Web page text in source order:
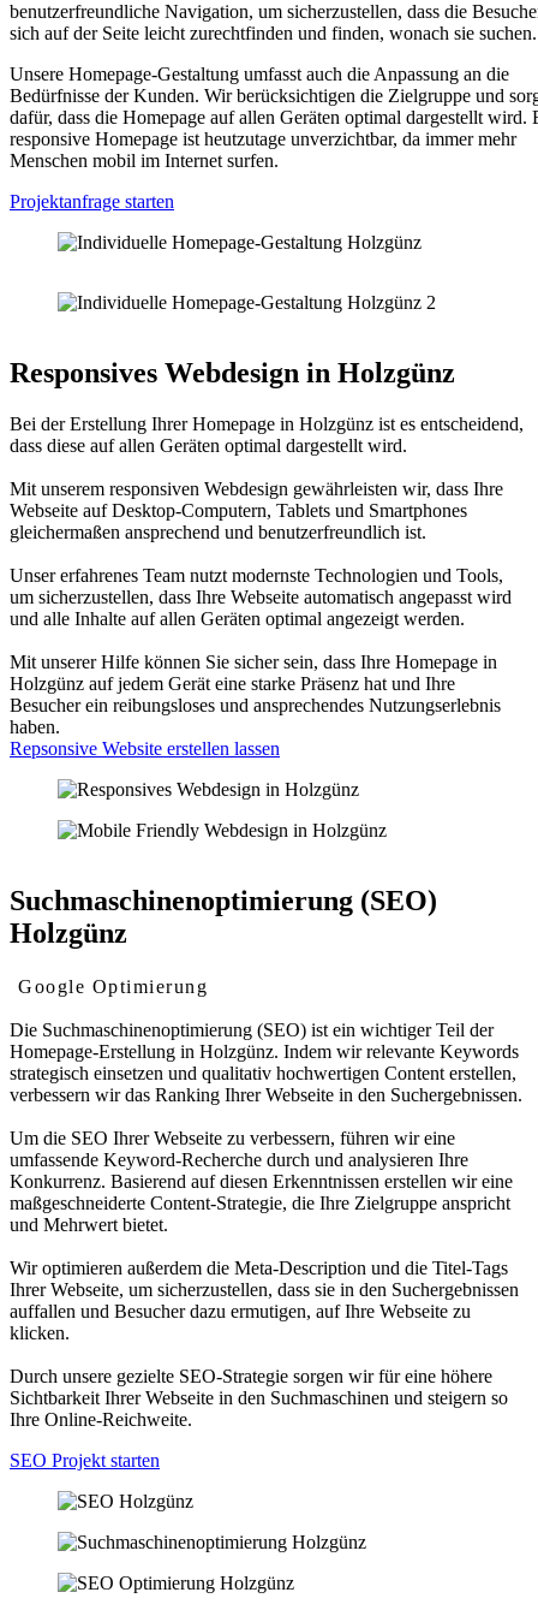
benutzerfreundliche Navigation, um sicherzustellen, dass die
sich auf der Seite leicht zurechtfinden und finden, wonach sie suchen.
Unsere Homepage-Gestaltung umfasst auch die Anpassung an die
Bedürfnisse der Kunden. Wir berücksichtigen die Zielgruppe und
dafür, dass die Homepage auf allen Geräten optimal dargestellt wird.
responsive Homepage ist heutzutage unverzichtbar, da immer mehr
Menschen mobil im Internet surfen.
Projektanfrage starten
Responsives Webdesign in Holzgünz
Bei der Erstellung Ihrer Homepage in Holzgünz ist es entscheidend,
dass diese auf allen Geräten optimal dargestellt wird.
Mit unserem responsiven Webdesign gewährleisten wir, dass Ihre
Webseite auf Desktop-Computern, Tablets und Smartphones
gleichermaßen ansprechend und benutzerfreundlich ist.
Unser erfahrenes Team nutzt modernste Technologien und Tools,
um sicherzustellen, dass Ihre Webseite automatisch angepasst wird
und alle Inhalte auf allen Geräten optimal angezeigt werden.
Mit unserer Hilfe können Sie sicher sein, dass Ihre Homepage in
Holzgünz auf jedem Gerät eine starke Präsenz hat und Ihre
Besucher ein reibungsloses und ansprechendes Nutzungserlebnis
haben.
Repsonsive Website erstellen lassen
Suchmaschinenoptimierung (SEO)
Holzgünz
Google Optimierung
Die Suchmaschinenoptimierung (SEO) ist ein wichtiger Teil der
Homepage-Erstellung in Holzgünz. Indem wir relevante Keywords
strategisch einsetzen und qualitativ hochwertigen Content erstellen,
verbessern wir das Ranking Ihrer Webseite in den Suchergebnissen.
Um die SEO Ihrer Webseite zu verbessern, führen wir eine
umfassende Keyword-Recherche durch und analysieren Ihre
Konkurrenz. Basierend auf diesen Erkenntnissen erstellen wir eine
maßgeschneiderte Content-Strategie, die Ihre Zielgruppe anspricht
und Mehrwert bietet.
Wir optimieren außerdem die Meta-Description und die Titel-Tags
Ihrer Webseite, um sicherzustellen, dass sie in den Suchergebnissen
auffallen und Besucher dazu ermutigen, auf Ihre Webseite zu
klicken.
Durch unsere gezielte SEO-Strategie sorgen wir für eine höhere
Sichtbarkeit Ihrer Webseite in den Suchmaschinen und steigern so
Ihre Online-Reichweite.
SEO Projekt starten